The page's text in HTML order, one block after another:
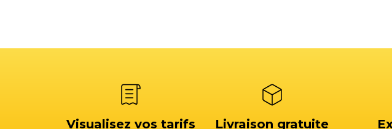
Visualisez vos tarifs Livraison gratuite